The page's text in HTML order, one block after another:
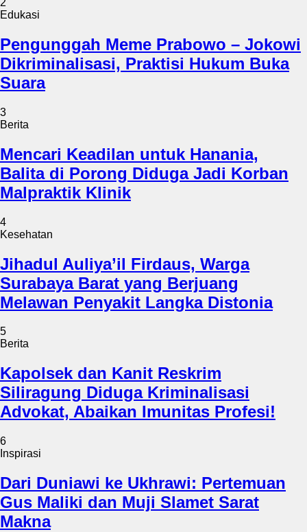
2
Edukasi
Pengunggah Meme Prabowo – Jokowi
Dikriminalisasi, Praktisi Hukum Buka
Suara
3
Berita
Mencari Keadilan untuk Hanania,
Balita di Porong Diduga Jadi Korban
Malpraktik Klinik
4
Kesehatan
Jihadul Auliya’il Firdaus, Warga
Surabaya Barat yang Berjuang
Melawan Penyakit Langka Distonia
5
Berita
Kapolsek dan Kanit Reskrim
Siliragung Diduga Kriminalisasi
Advokat, Abaikan Imunitas Profesi!
6
Inspirasi
Dari Duniawi ke Ukhrawi: Pertemuan
Gus Maliki dan Muji Slamet Sarat
Makna